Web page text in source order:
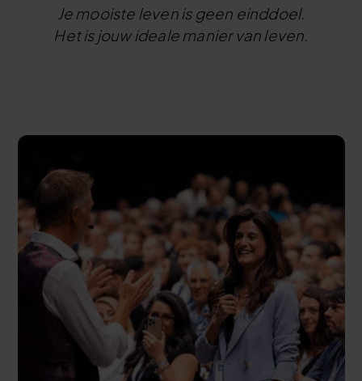
​​Je mooiste leven is geen einddoel.
Het is jouw ideale manier van leven.